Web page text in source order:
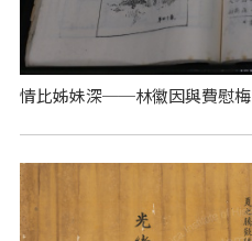
情比姊妹深──林徽因與費慰梅